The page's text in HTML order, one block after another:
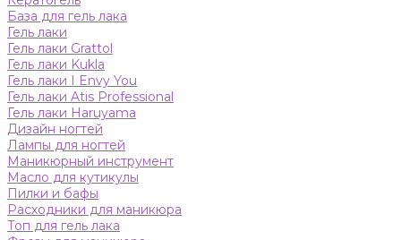
База для гель лака
Гель лаки
Гель лаки Grattol
Гель лаки Kukla
Гель лаки I Envy You
Гель лаки Atis Professional
Гель лаки Haruyama
Дизайн ногтей
Лампы для ногтей
Маникюрный инструмент
Масло для кутикулы
Пилки и бафы
Расходники для маникюра
Топ для гель лака